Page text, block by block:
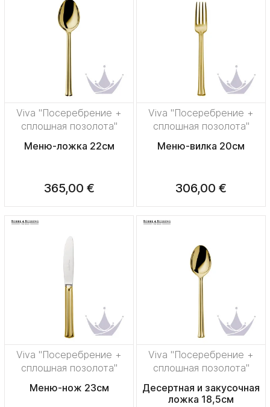
Viva "Посеребрение +
сплошная позолота"
Меню-ложка 22см
365,00 €
Viva "Посеребрение +
сплошная позолота"
Меню-вилка 20см
306,00 €
Viva "Посеребрение +
сплошная позолота"
Меню-нож 23см
Viva "Посеребрение +
сплошная позолота"
Десертная и закусочная
ложка 18,5см